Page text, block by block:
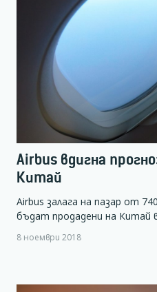
Airbus вдигна
Китай
Airbus залага на пазар от
бъдат продадени на Китай
8 ноември 2018